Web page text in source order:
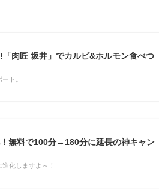
肉匠 坂井」でカルビ&ホルモン食べつ
ト。
無料で100分→180分に延長の神キャン
化しますよ～！